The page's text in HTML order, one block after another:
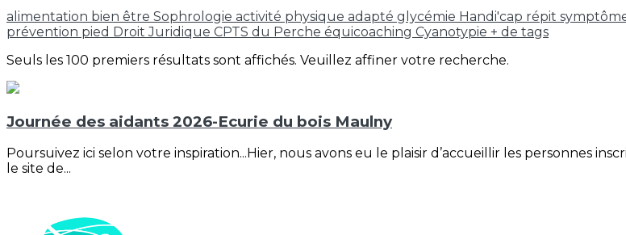
alimentation bien être Sophrologie activité physique adapté glycémie Handi'cap répit
prévention pied DroitJuridique CPTS du Perche équicoaching Cyanotypie + de tags
Seuls les 100 premiers résultats sont affichés. Veuillez affiner votre recherche.
Journée des aidants 2026-Ecurie du bois Maulny
Poursuivez ici selon votre inspiration...Hier, nous avons eu le plaisir d’accueillir les personnes
le site de...